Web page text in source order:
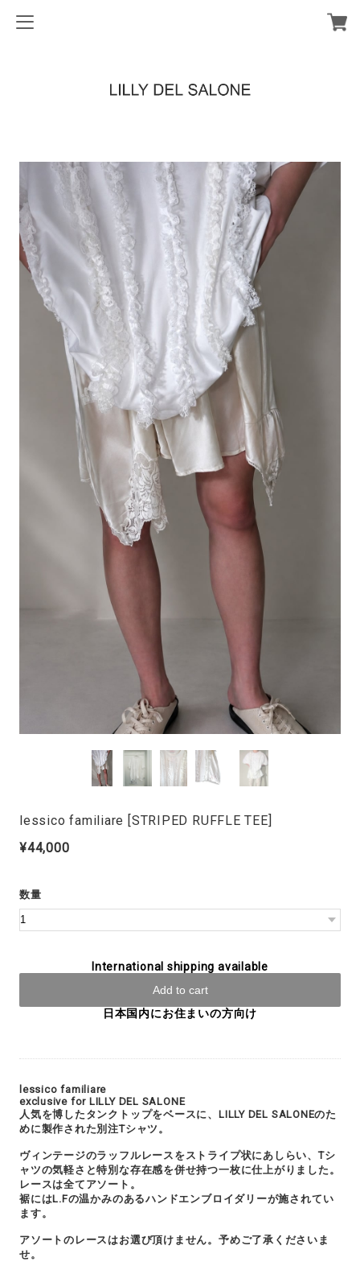
lessico familiare [STRIPED RUFFLE TEE]
¥44,000
数量
International shipping available
Add to cart
日本国内にお住まいの方向け
lessico familiare
exclusive for LILLY DEL SALONE
人気を博したタンクトップをベースに、LILLY DEL SALONEのた
めに製作された別注Tシャツ。
ヴィンテージのラッフルレースをストライプ状にあしらい、Tシ
ャツの気軽さと特別な存在感を併せ持つ一枚に仕上がりました。
レースは全てアソート。
裾にはL.Fの温かみのあるハンドエンブロイダリーが施されてい
ます。
アソートのレースはお選び頂けません。予めご了承くださいま
せ。